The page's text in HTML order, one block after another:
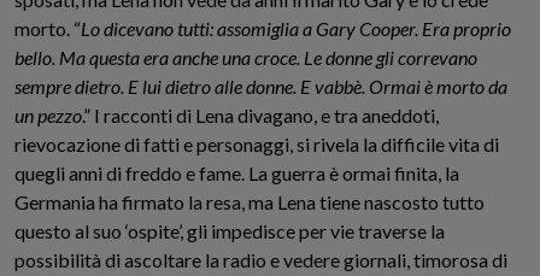
morto. “Lo dicevano tutti: assomiglia a Gary Cooper. Era proprio
bello. Ma questa era anche una croce. Le donne gli correvano
sempre dietro. E lui dietro alle donne. E vabbè. Ormai è morto da
un pezzo.” I racconti di Lena divagano, e tra aneddoti,
rievocazione di fatti e personaggi, si rivela la difficile vita di
quegli anni di freddo e fame. La guerra è ormai finita, la
Germania ha firmato la resa, ma Lena tiene nascosto tutto
questo al suo ‘ospite’, gli impedisce per vie traverse la
possibilità di ascoltare la radio e vedere giornali, timorosa di